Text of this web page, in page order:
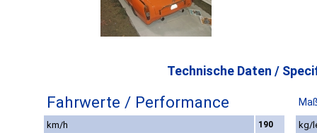
Technische Daten /
Fahrwerte / Performance
km/h 190
kg/